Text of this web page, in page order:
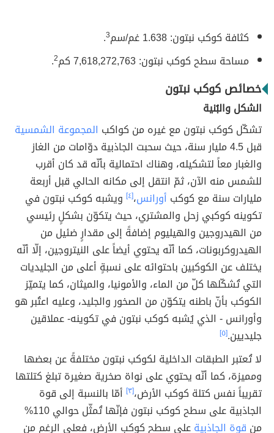
كثافة كوكب نبتون: 1.638 غم/سم 3
.
مساحة سطح كوكب نبتون: 7,618,272,763 كم
2
.
خصائص كوكب نبتون
الشكل والبُنية
تشكّل كوكب نبتون مع غيره من كواكب المجموعة الشمسية
قبل 4.5 مليار سنة، حيث سحبت الجاذبية دوّامات من الغاز
والغبار معاً لتشكيله، وهناك احتمالية بأنّه قد كان أقرب
للشمس منه الآن، ثمّ انتقل إلى مكانه الحالي قبل أربعة
مليارات سنة مع كوكب أورانس،[٤]
ويشبه كوكب نبتون في
تكوينه كوكبي زحل والمشتري، حيث يتكوّن بشكلٍ رئيسي
من الهيدروجين والهيليوم إضافةً إلى مقدارٍ ضئيل من
الهيدروكربونات، كما أنّه يحتوي أيضاً على النيتروجين، إلّا أنّه
يختلف عن الكوكبين باحتوائه على نسبةٍ أعلى من الجليديات
التي تُشكّلها كلّ من الماء، والأمونيا، والميثان، كما يتميّز
الكوكب بأنّ باطنه يتكوّن من الصخور والجليد، وعليه اعتُبر هو
وأورانس - الذي يُشبه كوكب نبتون في تكوينه- عملاقين
جليديين.[٥]
لا تُعتبر الطبقات الداخلية لكوكب نبتون مختلفةً عن بعضها
ومميزة، كما أنّه يحتوي على نواة صخرية صغيرة تبلغ كتلتها
تقريباً نفس كتلة كوكب الأرض،[٣]
أمّا بالنسبة إلى قوة
الجاذبية على سطح كوكب نبتون فإنّها تُمثّل حوالي 110%
من قوة الجاذبيةعلى سطح كوكب الأرض، فعلى الرغم من